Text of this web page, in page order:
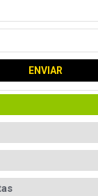
ENVIAR
WAZ
98535